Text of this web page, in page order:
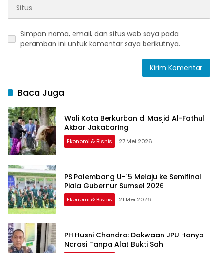
Simpan nama, email, dan situs web saya pada
peramban ini untuk komentar saya berikutnya.
Baca Juga
Wali Kota Berkurban di Masjid Al-Fathul
Akbar Jakabaring
Ekonomi & Bisnis 27 Mei 2026
PS Palembang U-15 Melaju ke Semifinal
Piala Gubernur Sumsel 2026
Ekonomi & Bisnis 21 Mei 2026
PH Husni Chandra: Dakwaan JPU Hanya
Narasi Tanpa Alat Bukti Sah